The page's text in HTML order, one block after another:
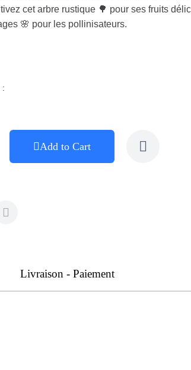
cet arbre rustique 🌳 pour ses fruits
🌸 pour les pollinisateurs.
:
Add to Cart
Livraison - Paiement